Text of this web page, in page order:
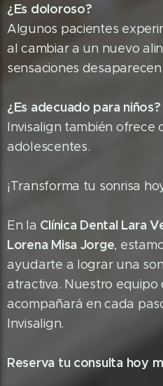
¿Es doloroso?
Algunos pacientes
al cambiar a un nuevo
sensaciones
¿Es adecuado para niños?
Invisalign también ofrece
adolescentes.
¡Transforma tu sonrisa
En la Clínica Dental Lara
Lorena Misa Jorge,
ayudarte a lograr una
atractiva. Nuestro equipo
acompañará en cada
Invisalign.
Reserva tu consulta hoy